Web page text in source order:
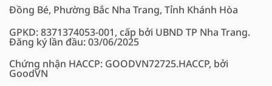
Đồng Bé, Phường Bắc Nha Trang, Tỉnh Khánh Hòa
GPKD: 8371374053-001, cấp bởi UBND TP Nha Trang.
Đăng ký lần đầu: 03/06/2025
Chứng nhận HACCP: GOODVN72725.HACCP, bởi
GoodVN